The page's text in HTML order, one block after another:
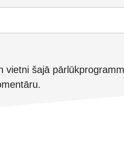
vietni šajā